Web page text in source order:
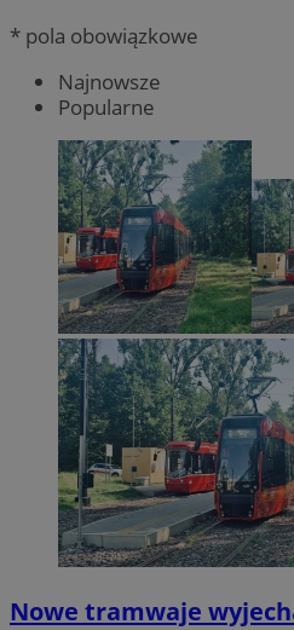
* pola obowiązkowe
Najnowsze
Popularne
Nowe tramwaje